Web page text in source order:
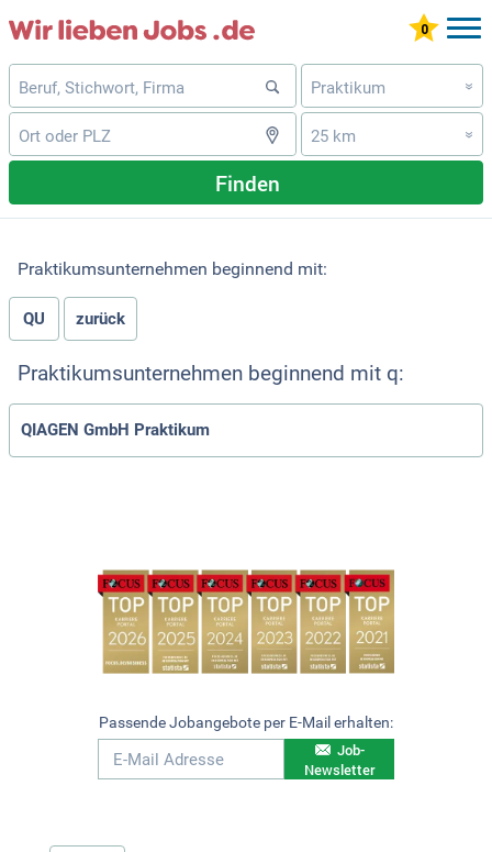
Praktikum »
25 km »
Finden
Praktikumsunternehmen beginnend mit:
QU zurück
Praktikumsunternehmen beginnend mit q:
QIAGEN GmbH Praktikum
Passende Jobangebote per E-Mail erhalten:
Job-
Newsletter